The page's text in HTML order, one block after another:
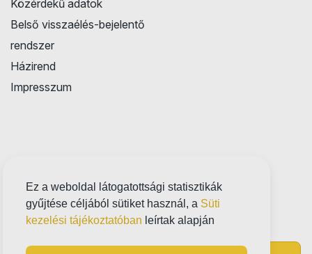
Ez a weboldal látogatottsági statisztikák
gyűjtése céljából sütiket használ, a Süti
kezelési tájékoztatóban leírtak alapján
Közérdekű adatok
Belső visszaélés-bejelentő
rendszer
Házirend
Impresszum
Próbatábla